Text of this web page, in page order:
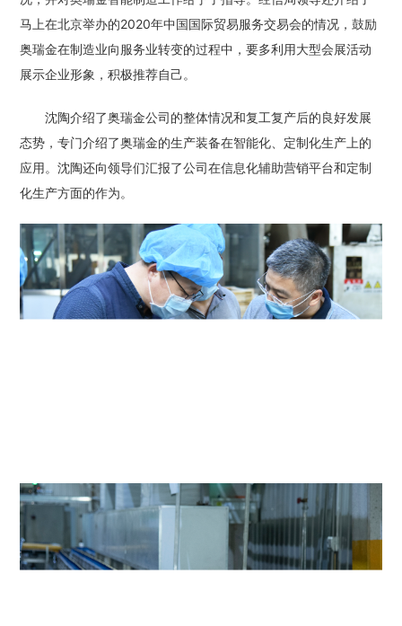
马上在北京举办的2020年中国国际贸易服务交易会的情况，鼓励
奥瑞金在制造业向服务业转变的过程中，要多利用大型会展活动
展示企业形象，积极推荐自己。
沈陶介绍了奥瑞金公司的整体情况和复工复产后的良好发展
态势，专门介绍了奥瑞金的生产装备在智能化、定制化生产上的
应用。沈陶还向领导们汇报了公司在信息化辅助营销平台和定制
化生产方面的作为。